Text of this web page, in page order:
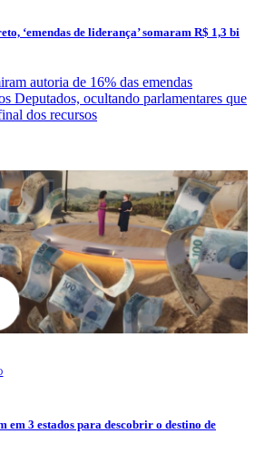
‘emendas de liderança’ somaram R$ 1,3 bi
autoria de 16% das emendas
Deputados, ocultando parlamentares que
dos recursos
em 3 estados para descobrir o destino de